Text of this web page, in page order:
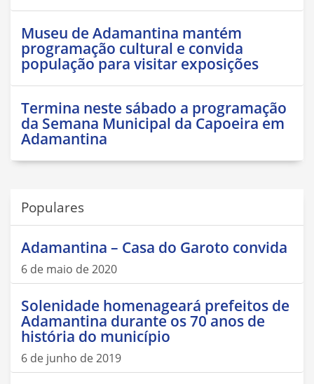
Museu de Adamantina mantém
programação cultural e convida
população para visitar exposições
Termina neste sábado a programação
da Semana Municipal da Capoeira em
Adamantina
Populares
Adamantina – Casa do Garoto convida
6 de maio de 2020
Solenidade homenageará prefeitos de
Adamantina durante os 70 anos de
história do município
6 de junho de 2019